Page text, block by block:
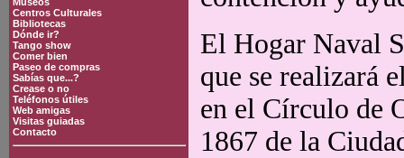
Centros Culturales
Bibliotecas
Dónde ir?
Tango show
Comer bien
Paseo de compras
Sabías que...?
Crease o no
Teléfonos útiles
Web amigas
Visitas guiadas
Contacto
El Hogar Naval
que se realizará
en el Círculo de
1867 de la